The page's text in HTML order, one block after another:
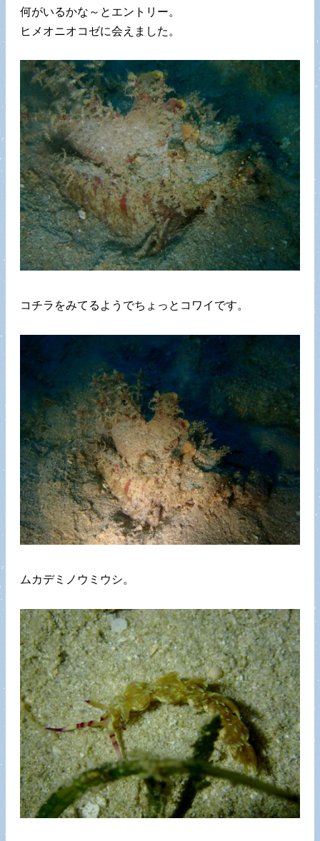
何がいるかな～とエントリー。
ヒメオニオコゼに会えました。
コチラをみてるようでちょっとコワイです。
ムカデミノウミウシ。